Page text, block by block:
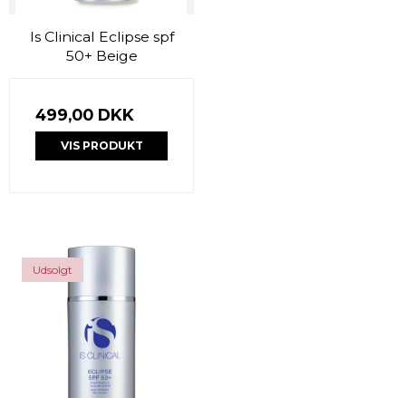
Is Clinical Eclipse spf
50+ Beige
499,00 DKK
VIS PRODUKT
Udsolgt